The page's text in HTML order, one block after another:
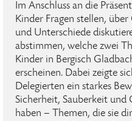
Im Anschluss an die
Kinder Fragen stellen,
und Unterschiede
abstimmen, welche zwei
Kinder in Bergisch
erscheinen. Dabei zeigte
Delegierten ein starkes
Sicherheit, Sauberkeit und
haben – Themen, die sie